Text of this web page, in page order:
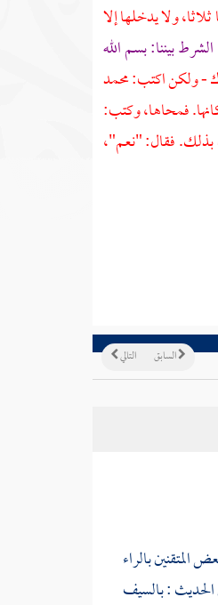
ولا يدخلها إلا
بيننا: بسم الله
- ولكن اكتب:محمد
فمحاها، وكتب:
فقال: "نعم"،
التالي السابق
المتقنين بالراء
: بالسيف